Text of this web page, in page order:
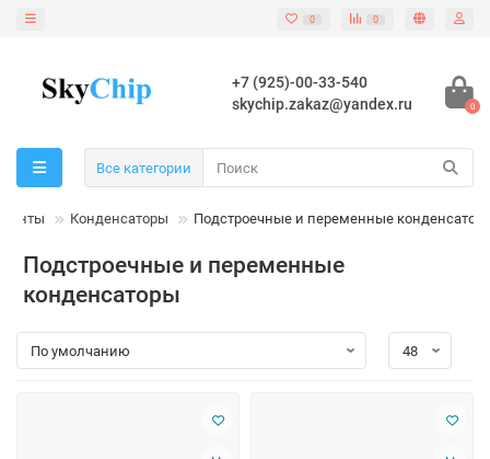
0 0
+7 (925)-00-33-540
skychip.zakaz@yandex.ru
0
Все категории
Конденсаторы Подстроечные и переменные
Подстроечные и переменные
конденсаторы